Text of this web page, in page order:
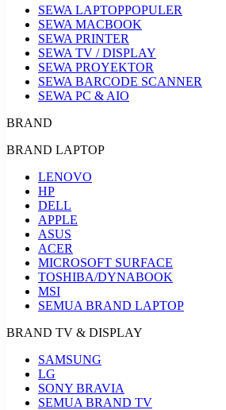
SEWA LAPTOPPOPULER
SEWA MACBOOK
SEWA PRINTER
SEWA TV / DISPLAY
SEWA PROYEKTOR
SEWA BARCODE SCANNER
SEWA PC & AIO
BRAND
BRAND LAPTOP
LENOVO
HP
DELL
APPLE
ASUS
ACER
MICROSOFT SURFACE
TOSHIBA/DYNABOOK
MSI
SEMUA BRAND LAPTOP
BRAND TV & DISPLAY
SAMSUNG
LG
SONY BRAVIA
SEMUA BRAND TV